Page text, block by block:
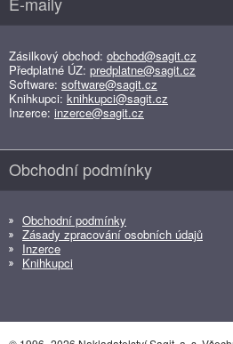
Zásilkový obchod: obchod@sagit.cz
Předplatné ÚZ: predplatne@sagit.cz
Software: software@sagit.cz
Knihkupci: knihkupci@sagit.cz
Inzerce: inzerce@sagit.cz
Obchodní podmínky
Obchodní podmínky
Zásady zpracování osobních údajů
Inzerce
Knihkupci